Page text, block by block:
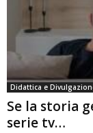
Didattica e
Se la storia
serie tv…